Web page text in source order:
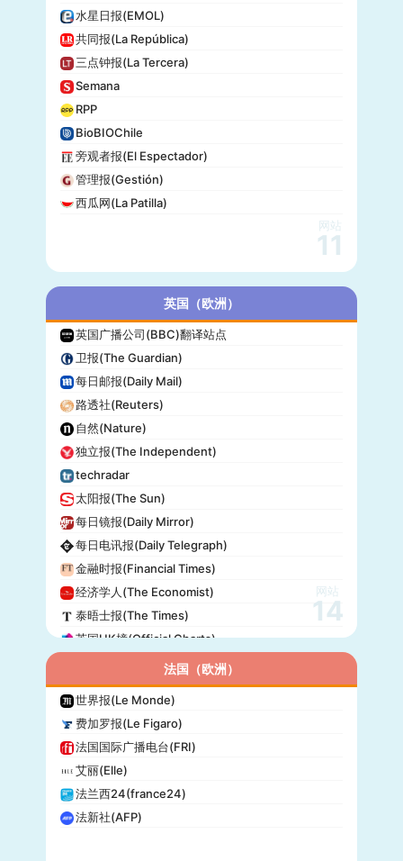
水星日报(EMOL)
共同报(La República)
三点钟报(La Tercera)
Semana
RPP
BioBIOChile
旁观者报(El Espectador)
管理报(Gestión)
西瓜网(La Patilla)
网站
11
英国（欧洲）
英国广播公司(BBC)翻译站点
卫报(The Guardian)
每日邮报(Daily Mail)
路透社(Reuters)
自然(Nature)
独立报(The Independent)
techradar
太阳报(The Sun)
每日镜报(Daily Mirror)
每日电讯报(Daily Telegraph)
金融时报(Financial Times)
经济学人(The Economist)
泰晤士报(The Times)
英国UK榜(Official Charts)
网站
14
法国（欧洲）
世界报(Le Monde)
费加罗报(Le Figaro)
法国国际广播电台(FRI)
艾丽(Elle)
法兰西24(france24)
法新社(AFP)